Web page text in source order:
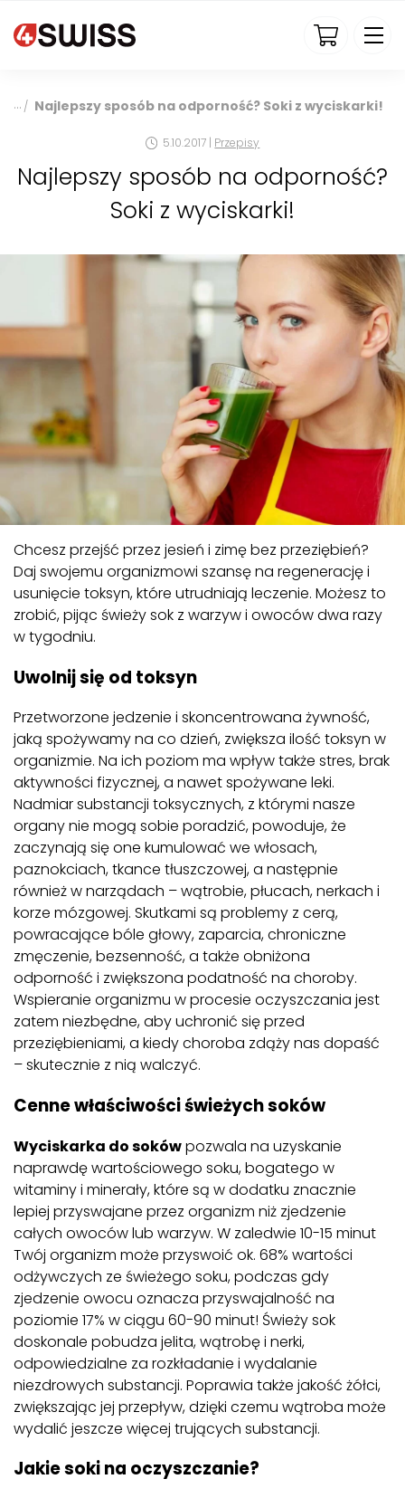
4swiss.pl
/ Najlepszy sposób na odporność? Soki z wyciskarki!
5.10.2017 | Przepisy
Najlepszy sposób na odporność?
Soki z wyciskarki!
Chcesz przejść przez jesień i zimę bez przeziębień?
Daj swojemu organizmowi szansę na regenerację i
usunięcie toksyn, które utrudniają leczenie. Możesz to
zrobić, pijąc świeży sok z warzyw i owoców dwa razy
w tygodniu.
Uwolnij się od toksyn
Przetworzone jedzenie i skoncentrowana żywność,
jaką spożywamy na co dzień, zwiększa ilość toksyn w
organizmie. Na ich poziom ma wpływ także stres, brak
aktywności fizycznej, a nawet spożywane leki.
Nadmiar substancji toksycznych, z którymi nasze
organy nie mogą sobie poradzić, powoduje, że
zaczynają się one kumulować we włosach,
paznokciach, tkance tłuszczowej, a następnie
również w narządach – wątrobie, płucach, nerkach i
korze mózgowej. Skutkami są problemy z cerą,
powracające bóle głowy, zaparcia, chroniczne
zmęczenie, bezsenność, a także obniżona
odporność i zwiększona podatność na choroby.
Wspieranie organizmu w procesie oczyszczania jest
zatem niezbędne, aby uchronić się przed
przeziębieniami, a kiedy choroba zdąży nas dopaść
– skutecznie z nią walczyć.
Cenne właściwości świeżych soków
Wyciskarka do sokówpozwala na uzyskanie
naprawdę wartościowego soku, bogatego w
witaminy i minerały, które są w dodatku znacznie
lepiej przyswajane przez organizm niż zjedzenie
całych owoców lub warzyw. W zaledwie 10-15 minut
Twój organizm może przyswoić ok. 68% wartości
odżywczych ze świeżego soku, podczas gdy
zjedzenie owocu oznacza przyswajalność na
poziomie 17% w ciągu 60-90 minut! Świeży sok
doskonale pobudza jelita, wątrobę i nerki,
odpowiedzialne za rozkładanie i wydalanie
niezdrowych substancji. Poprawia także jakość żółci,
zwiększając jej przepływ, dzięki czemu wątroba może
wydalić jeszcze więcej trujących substancji.
Jakie soki na oczyszczanie?